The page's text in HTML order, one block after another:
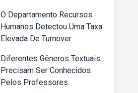
O Departamento Recursos
Humanos Detectou Uma Taxa
Elevada De Turnover
Diferentes Gêneros Textuais
Precisam Ser Conhecidos
Pelos Professores